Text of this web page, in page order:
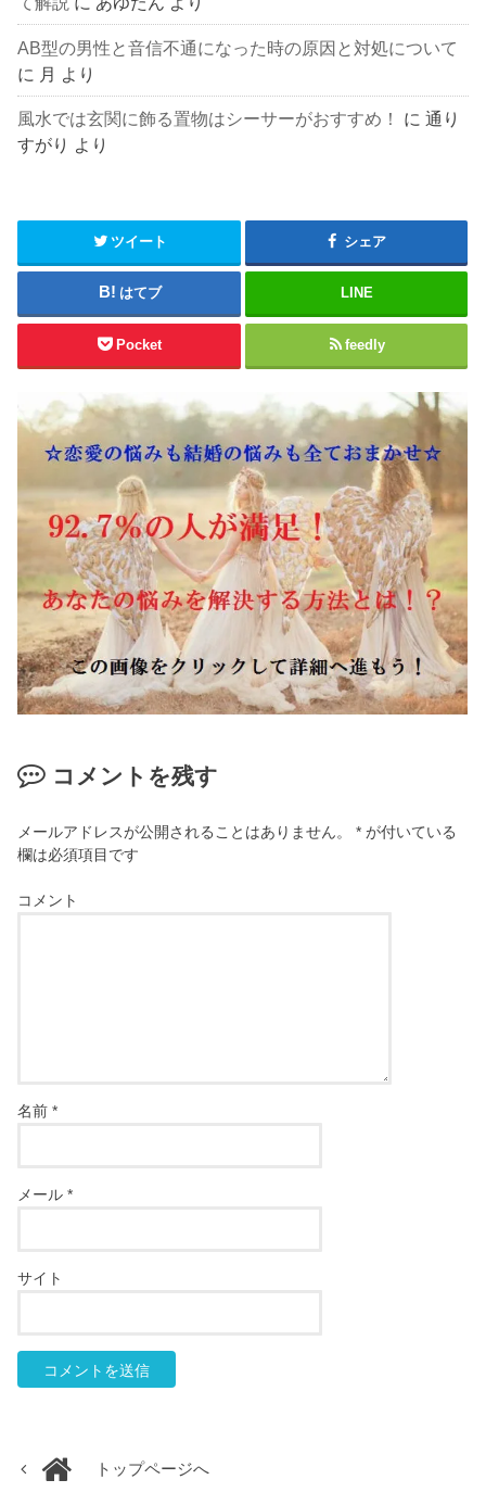
AB型の男性と音信不通になった時の原因と対処について
に 月 より
風水では玄関に飾る置物はシーサーがおすすめ！ に通り
すがり より
ツイート シェア
はてブ LINE
Pocket feedly
コメントを残す
メールアドレスが公開されることはありません。 * が付いている
欄は必須項目です
コメント
名前*
メール*
サイト
トップページへ